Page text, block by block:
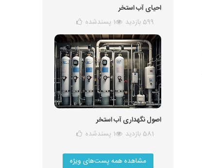
احیای آب استخر
599 بازدید
1 پسندشده
اصول نگهداری آب استخر
581 بازدید
1 پسندشده
مشاهده همه پست‌های ویژه